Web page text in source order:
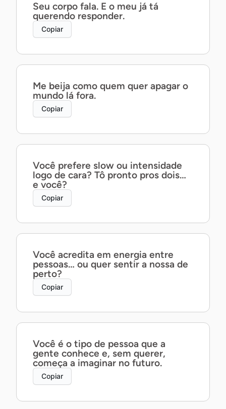
Seu corpo fala. E o meu já tá
querendo responder.
Copiar
Me beija como quem quer apagar o
mundo lá fora.
Copiar
Você prefere slow ou intensidade
logo de cara? Tô pronto pros dois…
e você?
Copiar
Você acredita em energia entre
pessoas… ou quer sentir a nossa de
perto?
Copiar
Você é o tipo de pessoa que a
gente conhece e, sem querer,
começa a imaginar no futuro.
Copiar